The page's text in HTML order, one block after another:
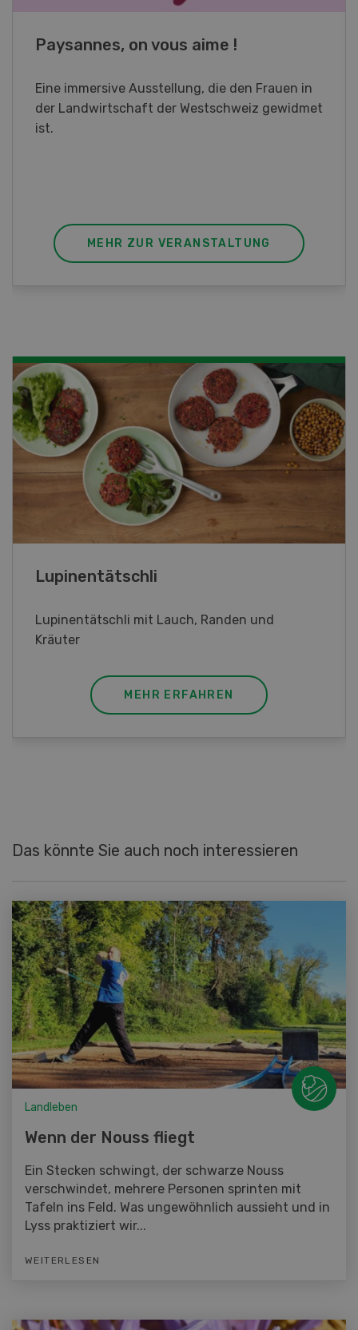
Fachkurs Aquakultur
Sind Sie in der Fischzucht tätig oder
interessieren Sie sich für das Thema? In
diesem Fall ist unser FBA-Weiterbildungskurs
MEHR ZUR VERANSTALTUNG
Frühlingsrollen
Frühlingsrollen mit Poulet
MEHR ERFAHREN
Das könnte Sie auch noch interessieren
Landleben
Wenn der Nouss fliegt
Ein Stecken schwingt, der schwarze Nouss
verschwindet, mehrere Personen sprinten mit
Tafeln ins Feld. Was ungewöhnlich aussieht und in
Lyss praktiziert wir...
WEITERLESEN